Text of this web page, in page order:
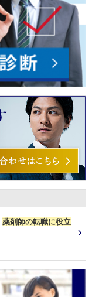
薬剤師の転職に役立